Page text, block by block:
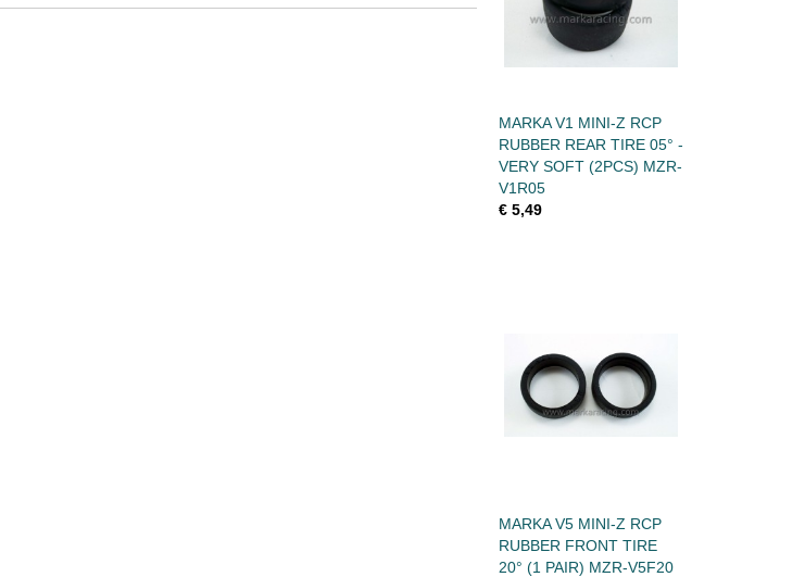
MARKA V1 MINI-Z RCP
RUBBER REAR TIRE 05° -
VERY SOFT (2PCS) MZR-
V1R05
€ 5,49
MARKA V5 MINI-Z RCP
RUBBER FRONT TIRE
20° (1 PAIR) MZR-V5F20